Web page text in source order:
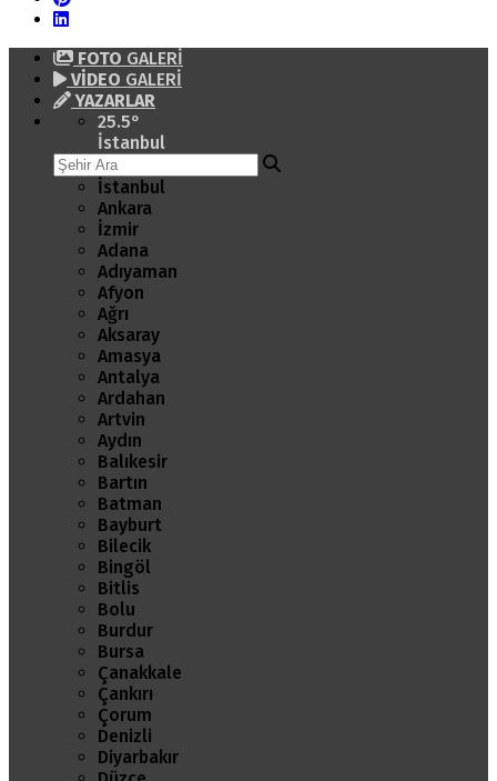
FOTO GALERİ
VİDEO GALERİ
YAZARLAR
25.5°
İstanbul
İstanbul
Ankara
İzmir
Adana
Adıyaman
Afyon
Ağrı
Aksaray
Amasya
Antalya
Ardahan
Artvin
Aydın
Balıkesir
Bartın
Batman
Bayburt
Bilecik
Bingöl
Bitlis
Bolu
Burdur
Bursa
Çanakkale
Çankırı
Çorum
Denizli
Diyarbakır